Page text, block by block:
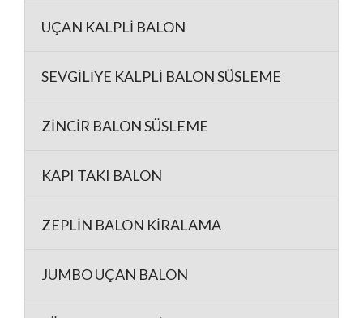
UÇAN KALPLİ BALON
SEVGİLİYE KALPLİ BALON SÜSLEME
ZİNCİR BALON SÜSLEME
KAPI TAKI BALON
ZEPLİN BALON KİRALAMA
JUMBO UÇAN BALON